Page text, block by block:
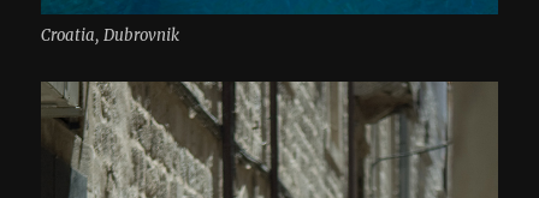
Croatia, Dubrovnik